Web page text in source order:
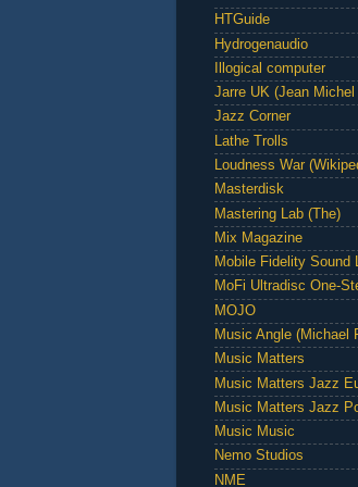
HTGuide
Hydrogenaudio
Illogical computer
Jarre UK (Jean Michel
Jazz Corner
Lathe Trolls
Loudness War
Masterdisk
Mastering Lab (The)
Mix Magazine
Mobile Fidelity Sound
MoFi Ultradisc One-
MOJO
Music Angle (Michael
Music Matters
Music Matters Jazz
Music Matters Jazz
Music Music
Nemo Studios
NME